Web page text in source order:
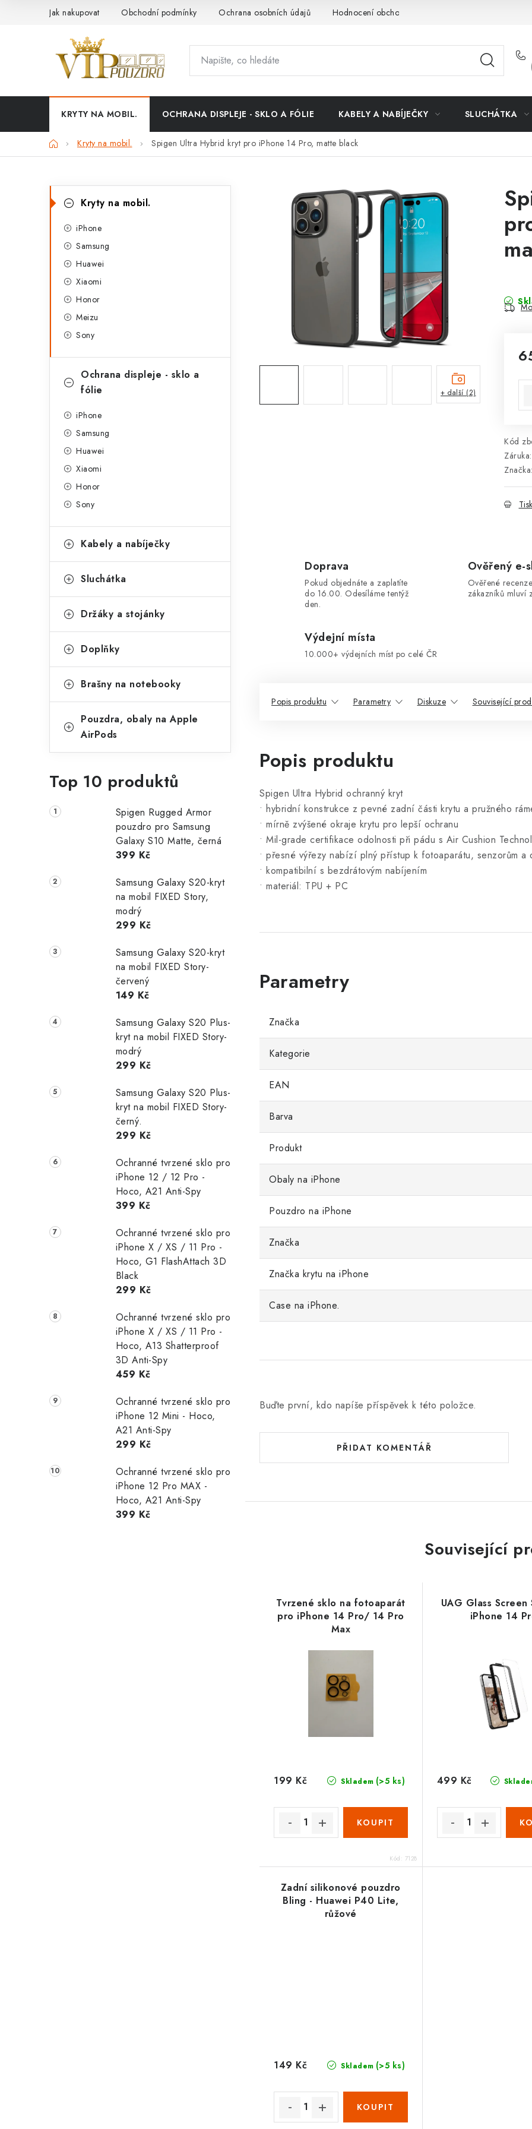
Jak nakupovat Obchodní podmínky Ochrana osobních údajů Hodnocení obchodu
KRYTY NA MOBIL. OCHRANA DISPLEJE - SKLO A FÓLIE KABELY A NABÍJEČKY SLUCHÁTKA
DomůKryty na mobil. Spigen Ultra Hybrid kryt pro iPhone 14 Pro, matte black
P
n
kategorie
K
a
e
Kryty na mobil.
iPhone
Samsung
Huawei
Xiaomi
Honor
Meizu
Sony
Ochrana displeje - sklo a
fólie
iPhone
Samsung
Huawei
Xiaomi
Honor
Sony
Kabely a nabíječky
Sluchátka
Držáky a stojánky
Doplňky
Brašny na notebooky
Pouzdra, obaly na Apple
AirPods
Top 10 produktů
Spigen Rugged Armor
pouzdro pro Samsung
Galaxy S10 Matte, černá
399 Kč
Samsung Galaxy S20-kryt
na mobil FIXED Story,
modrý
299 Kč
Samsung Galaxy S20-kryt
na mobil FIXED Story-
červený
149 Kč
Samsung Galaxy S20 Plus-
kryt na mobil FIXED Story-
modrý
299 Kč
Samsung Galaxy S20 Plus-
kryt na mobil FIXED Story-
černý.
299 Kč
Ochranné tvrzené sklo pro
iPhone 12 / 12 Pro -
Hoco, A21 Anti-Spy
399 Kč
Ochranné tvrzené sklo pro
iPhone X / XS / 11 Pro -
Hoco, G1 FlashAttach 3D
Black
299 Kč
Ochranné tvrzené sklo pro
iPhone X / XS / 11 Pro -
Hoco, A13 Shatterproof
3D Anti-Spy
459 Kč
Ochranné tvrzené sklo pro
iPhone 12 Mini - Hoco,
A21 Anti-Spy
299 Kč
Ochranné tvrzené sklo pro
iPhone 12 Pro MAX -
Hoco, A21 Anti-Spy
399 Kč
Kód
Záruka:
Značka:
Tisk
+ další (2)
Doprava
Pokud objednáte a zaplatíte
do 16.00. Odesíláme tentýž
den.
Ověřený e-
Ověřené
zákazníků mluví
Výdejní místa
10.000+ výdejních míst po celé ČR
Popis produktu Parametry Diskuze Související
Popis produktu
Spigen Ultra Hybrid ochranný kryt
• hybridní konstrukce z pevné zadní části krytu a pružného
• mírně zvýšené okraje krytu pro lepší ochranu
• Mil-grade certifikace odolnosti při pádu s Air Cushion
• přesné výřezy nabízí plný přístup k fotoaparátu, senzorům a
• kompatibilní s bezdrátovým nabíjením
• materiál: TPU + PC
Značka
Kategorie
EAN
Barva
Produkt
Obaly na iPhone
Pouzdro na iPhone
Značka
Značka krytu na iPhone
Case na iPhone.
Buďte první, kdo napíše příspěvek k této položce.
PŘIDAT KOMENTÁŘ
Související
Tvrzené sklo na fotoaparát
pro iPhone 14 Pro/ 14 Pro
Max
Skladem (>5 ks)
199 Kč
Kód: 7128
UAG Glass Screen
iPhone 14
499 Kč
Zadní silikonové pouzdro
Bling - Huawei P40 Lite,
růžové
Skladem (>5 ks)
149 Kč